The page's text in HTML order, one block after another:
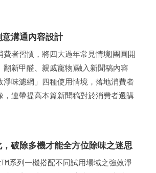
溝通內容設計
費者習慣，將四大過年常見情境(團圓開
翻新甲醛、親戚寵物)融入新聞稿內容
淨味濾網」四種使用情境，落地消費者
，連帶提高本篇新聞稿對於消費者選購
破除多機才能全方位除味之迷思
TM系列一機搭配不同試用場域之強效淨